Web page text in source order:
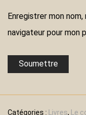
Enregistrer mon
navigateur pour mon
Catégories : Livres, Le